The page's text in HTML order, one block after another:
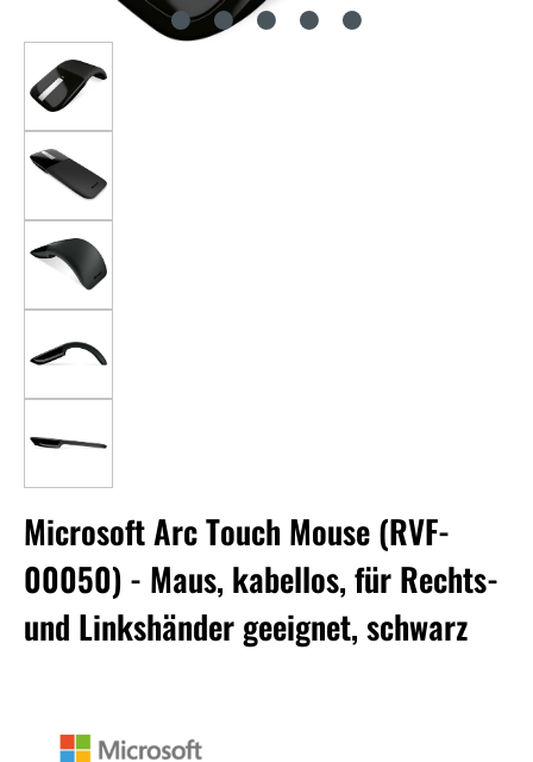
Microsoft Arc Touch Mouse (RVF-
00050) - Maus, kabellos, für Rechts-
und Linkshänder geeignet, schwarz